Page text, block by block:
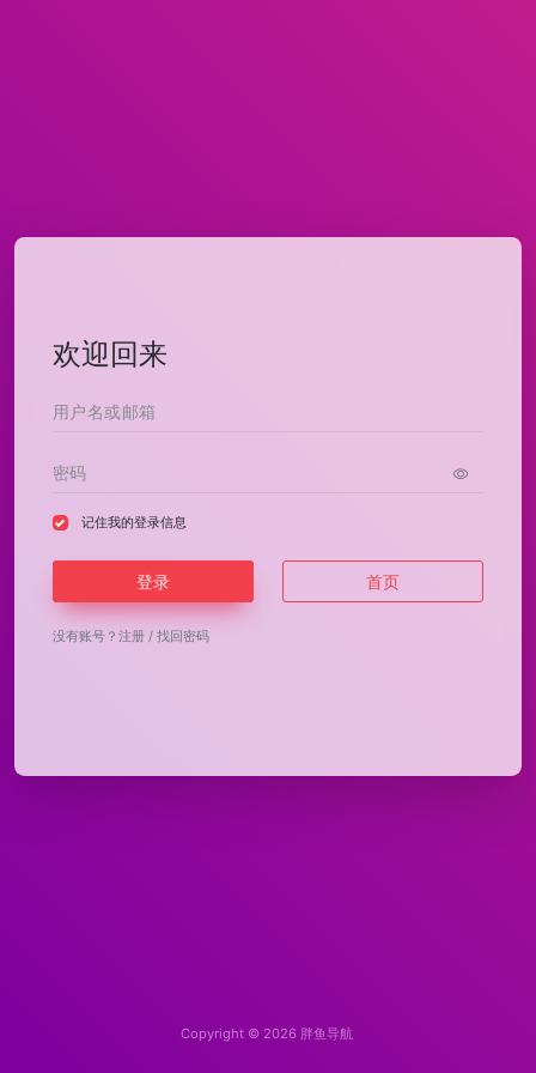
欢迎回来
记住我的登录信息
登录 首页
没有账号？ 注册 / 找回密码
Copyright © 2026 胖鱼导航